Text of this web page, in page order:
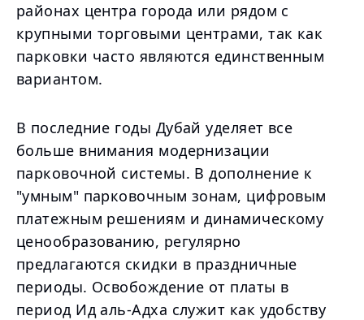
районах центра города или рядом с
крупными торговыми центрами, так как
парковки часто являются единственным
вариантом.
В последние годы Дубай уделяет все
больше внимания модернизации
парковочной системы. В дополнение к
"умным" парковочным зонам, цифровым
платежным решениям и динамическому
ценообразованию, регулярно
предлагаются скидки в праздничные
периоды. Освобождение от платы в
период Ид аль-Адха служит как удобству